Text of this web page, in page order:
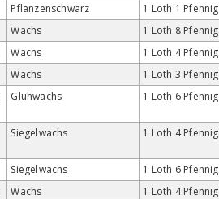
Pflanzenschwarz 1 Loth 1 Pfennig
Wachs 1 Loth 8 Pfennig
Wachs 1 Loth 4 Pfennig
Wachs 1 Loth 3 Pfennig
Glühwachs 1 Loth 6 Pfennig
Siegelwachs 1 Loth 4 Pfennig
Siegelwachs 1 Loth 6 Pfennig
Wachs 1 Loth 4 Pfennig